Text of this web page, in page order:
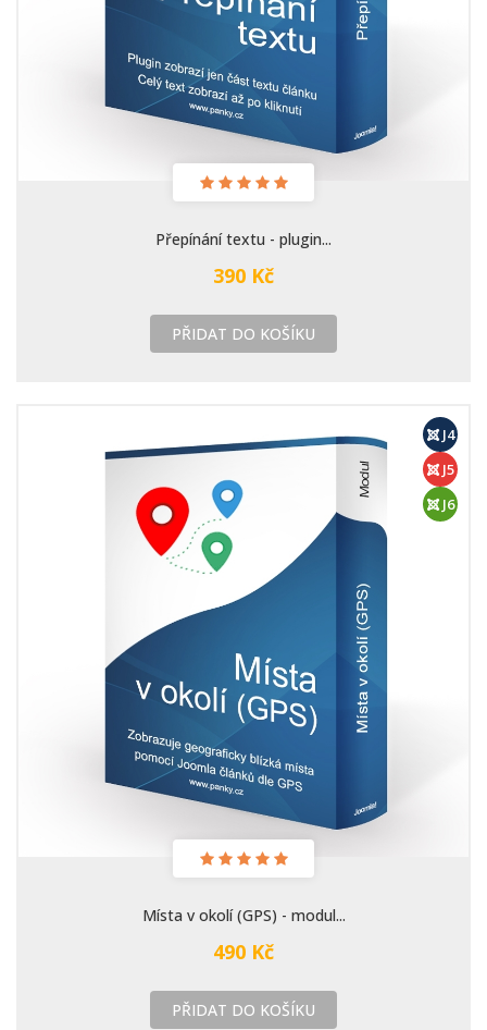
Přepínání textu - plugin...
390 Kč
PŘIDAT DO KOŠÍKU
J4
J5
J6
Místa v okolí (GPS) - modul...
490 Kč
PŘIDAT DO KOŠÍKU